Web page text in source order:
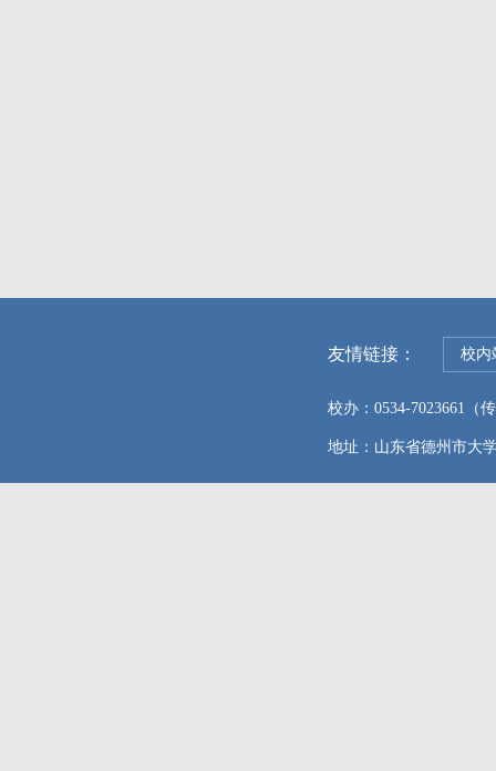
友情链接： 校内
校办：0534-7023661（
地址：山东省德州市大